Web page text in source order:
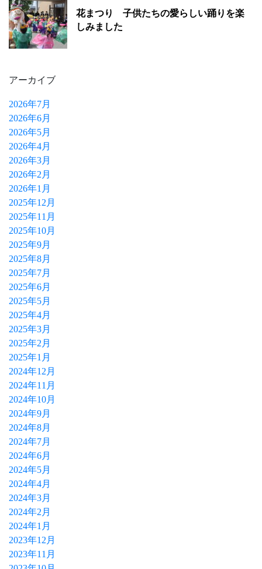
花まつり 子供たちの愛らしい踊りを楽
しみました
アーカイブ
2026年7月
2026年6月
2026年5月
2026年4月
2026年3月
2026年2月
2026年1月
2025年12月
2025年11月
2025年10月
2025年9月
2025年8月
2025年7月
2025年6月
2025年5月
2025年4月
2025年3月
2025年2月
2025年1月
2024年12月
2024年11月
2024年10月
2024年9月
2024年8月
2024年7月
2024年6月
2024年5月
2024年4月
2024年3月
2024年2月
2024年1月
2023年12月
2023年11月